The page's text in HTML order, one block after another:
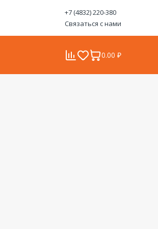
+7 (4832) 220-380
Связаться с нами
0.00 ₽